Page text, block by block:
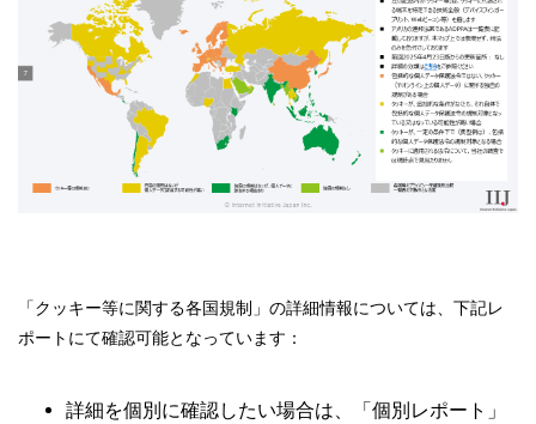
「クッキー等に関する各国規制」の詳細情報については、下記レ
ポートにて確認可能となっています：
詳細を個別に確認したい場合は、「個別レポート」